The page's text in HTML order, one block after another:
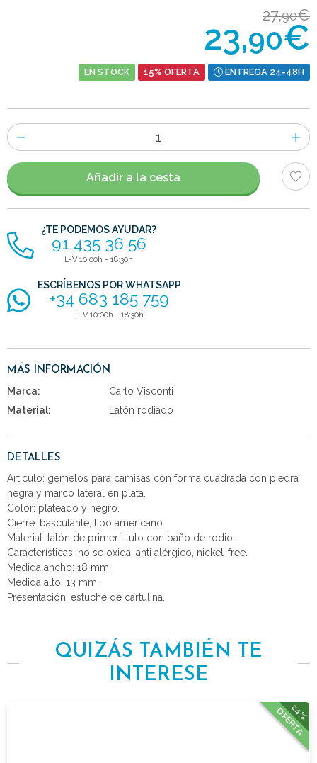
27,90€
23,90€
EN STOCK 15% OFERTA ENTREGA 24-48H
Número
de
artículos
Añadir a la cesta
¿TE PODEMOS AYUDAR?
91 435 36 56
L-V 10:00h - 18:30h
ESCRÍBENOS POR WHATSAPP
+34 683 185 759
L-V 10:00h - 18:30h
MÁS INFORMACIÓN
Marca:
Carlo Visconti
Material:
Latón rodiado
DETALLES
Articulo: gemelos para camisas con forma cuadrada con piedra
negra y marco lateral en plata.
Color: plateado y negro.
Cierre: basculante, tipo americano.
Material: latón de primer titulo con baño de rodio.
Características: no se oxida, anti alérgico, nickel-free.
Medida ancho: 18 mm.
Medida alto: 13 mm.
Presentación: estuche de cartulina.
QUIZÁS TAMBIÉN TE
INTERESE
24%
OFERTA